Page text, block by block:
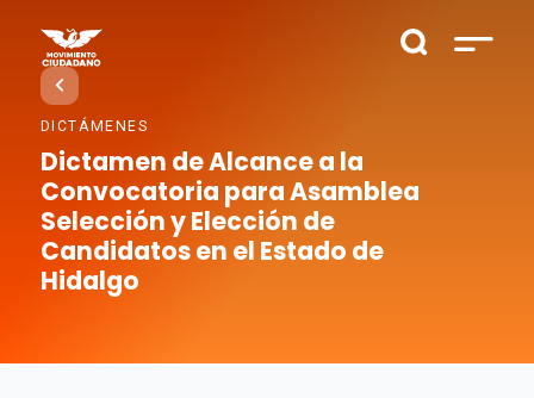
DICTÁMENES
Dictamen de Alcance a la
Convocatoria para Asamblea
Selección y Elección de
Candidatos en el Estado de
Hidalgo